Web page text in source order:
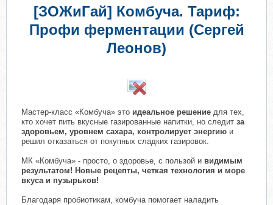
[ЗОЖиГай] Комбуча. Тариф:
Профи ферментации (Сергей
Леонов)
Мастер-класс «Комбуча» это идеальное решение для тех,
кто хочет пить вкусные газированные напитки, но следит за
здоровьем, уровнем сахара, контролирует энергию и
решил отказаться от покупных сладких газировок.
МК «Комбуча» - просто, о здоровье, с пользой и видимым
результатом! Новые рецепты, четкая технология и море
вкуса и пузырьков!
Благодаря пробиотикам, комбуча помогает наладить